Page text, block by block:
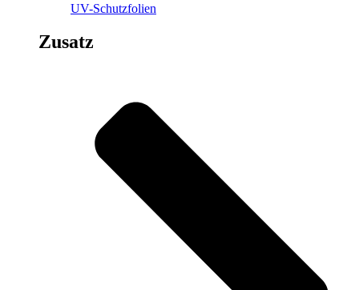
UV-Schutzfolien
Zusatz